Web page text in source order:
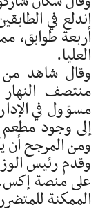
اندلع في
أربعة طوابق،
العليا.
وقال شاهد من
منتصف ‌النهار
مسؤول ⁠في
إلى وجود مطعم
ومن المرجح ‌أن
وقدم رئيس
على منصة
الممكنة